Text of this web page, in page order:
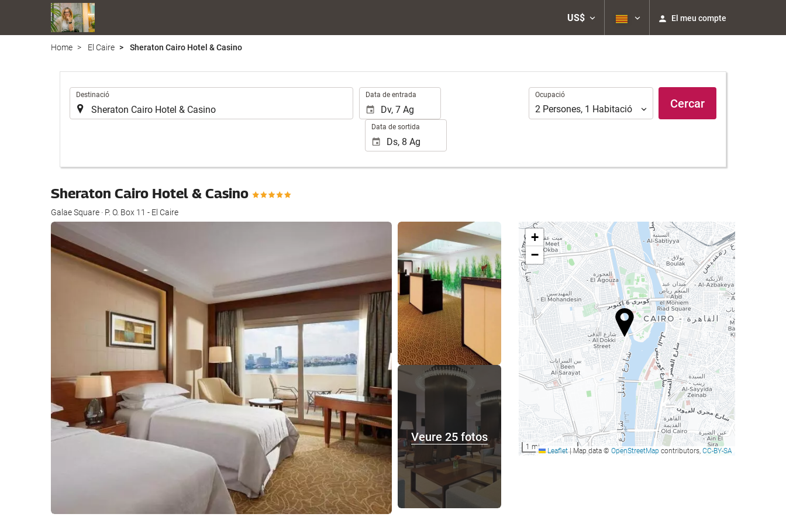
US$ El meu compte
Home El Caire Sheraton Cairo Hotel & Casino
Destinació Data de entrada
Data de sortida
Ocupació
Ocupació
2 Persones, 1 Habitació Cercar
Sheraton Cairo Hotel & Casino
Galae Square · P. O. Box 11 - El Caire
Veure 25 fotos
Veure 25 fotos
+
−
1 mi Leaflet |Map data © OpenStreetMap contributors, CC-BY-SA